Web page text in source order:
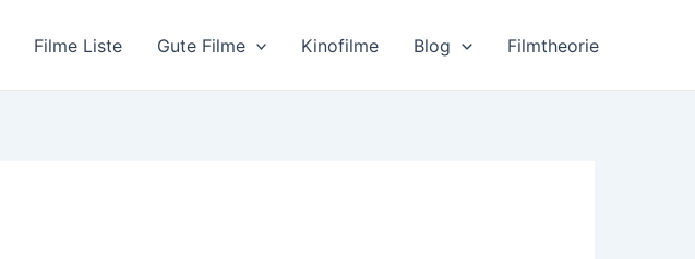
Filme Liste Gute Filme Kinofilme Blog Filmtheorie